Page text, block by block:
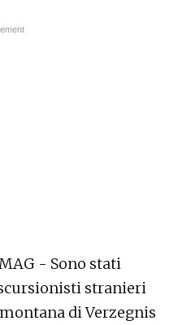
- Sono stati
stranieri
di Verzegnis